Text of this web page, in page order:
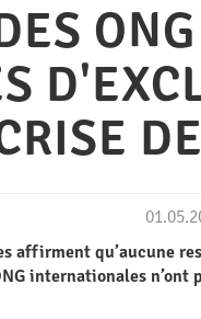
affirment qu’aucune
internationales